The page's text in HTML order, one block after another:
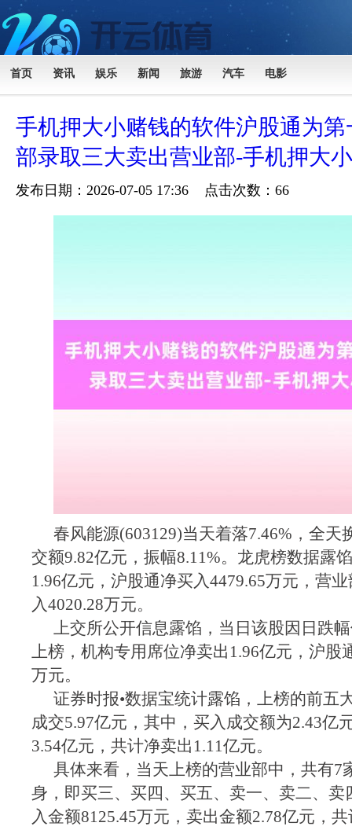
首页 资讯 娱乐 新闻 旅游 汽车 电影
手机押大小赌钱的软件沪股通为
部录取三大卖出营业部-手机押大
发布日期：2026-07-05 17:36 点击次数：66
春风能源(603129)当天着落7.46%，全天
交额9.82亿元，振幅8.11%。龙虎榜数据露
1.96亿元，沪股通净买入4479.65万元，营
入4020.28万元。
上交所公开信息露馅，当日该股因日跌
上榜，机构专用席位净卖出1.96亿元，沪股
万元。
证券时报•数据宝统计露馅，上榜的前五
成交5.97亿元，其中，买入成交额为2.43亿
3.54亿元，共计净卖出1.11亿元。
具体来看，当天上榜的营业部中，共有7
身，即买三、买四、买五、卖一、卖二、卖
入金额8125.45万元，卖出金额2.78亿元，